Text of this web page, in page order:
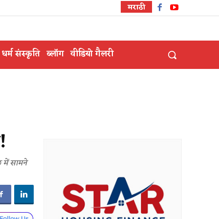
मराठी
धर्म संस्कृति ब्लॉग वीडियो गैलरी
में सामने